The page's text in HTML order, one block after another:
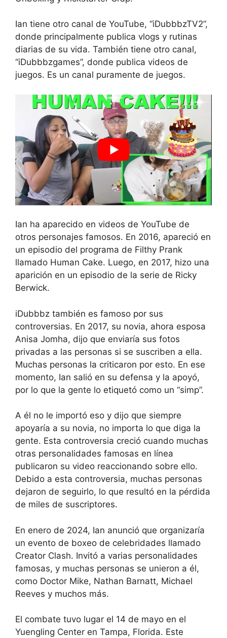
Ian tiene otro canal de YouTube, “iDubbbzTV2”,
donde principalmente publica vlogs y rutinas
diarias de su vida. También tiene otro canal,
“iDubbbzgames”, donde publica videos de
juegos. Es un canal puramente de juegos.
Ian ha aparecido en videos de YouTube de
otros personajes famosos. En 2016, apareció en
un episodio del programa de Filthy Prank
llamado Human Cake. Luego, en 2017, hizo una
aparición en un episodio de la serie de Ricky
Berwick.
iDubbbz también es famoso por sus
controversias. En 2017, su novia, ahora esposa
Anisa Jomha, dijo que enviaría sus fotos
privadas a las personas si se suscriben a ella.
Muchas personas la criticaron por esto. En ese
momento, Ian salió en su defensa y la apoyó,
por lo que la gente lo etiquetó como un “simp”.
A él no le importó eso y dijo que siempre
apoyaría a su novia, no importa lo que diga la
gente. Esta controversia creció cuando muchas
otras personalidades famosas en línea
publicaron su video reaccionando sobre ello.
Debido a esta controversia, muchas personas
dejaron de seguirlo, lo que resultó en la pérdida
de miles de suscriptores.
En enero de 2024, Ian anunció que organizaría
un evento de boxeo de celebridades llamado
Creator Clash. Invitó a varias personalidades
famosas, y muchas personas se unieron a él,
como Doctor Mike, Nathan Barnatt, Michael
Reeves y muchos más.
El combate tuvo lugar el 14 de mayo en el
Yuengling Center en Tampa, Florida. Este